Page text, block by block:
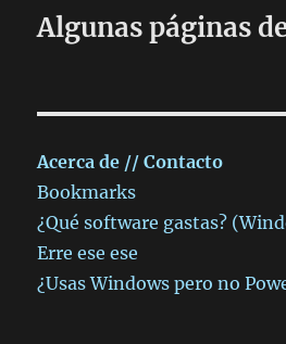
Algunas páginas
Acerca de // Contacto
Bookmarks
¿Qué software gastas?
Erre ese ese
¿Usas Windows pero no